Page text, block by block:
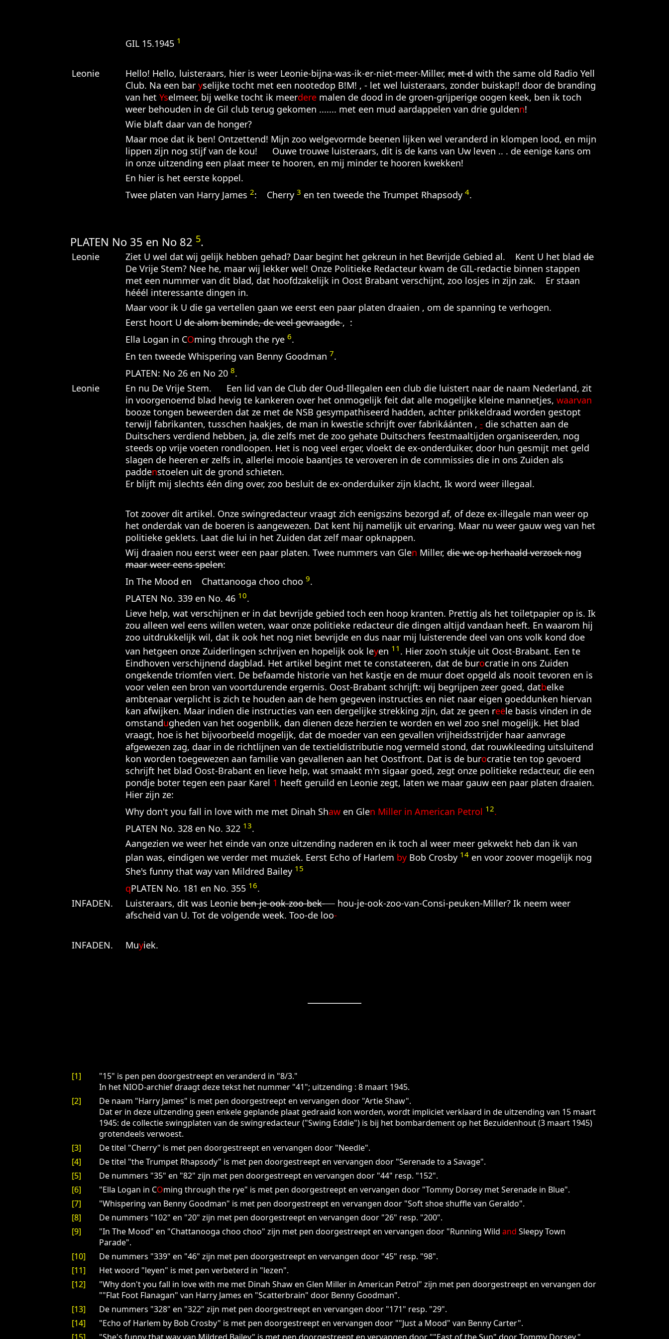
GIL 15.1945 1
Leonie Hello! Hello, luisteraars, hier is weer Leonie-bijna-was-ik-er-niet-meer-Miller,met dwith the same old Radio Yell
Club. Na een bar yselijke tocht met een nootedop B!M! , - let wel luisteraars, zonder buiskap!! door de branding
van het Yselmeer, bij welke tocht ik meerderemalen de dood in de groen-grijperige oogen keek, ben ik toch
weer behouden in de Gil club terug gekomen ....... met een mud aardappelen van drie guldenn!
Wie blaft daar van de honger?
Maar moe dat ik ben! Ontzettend! Mijn zoo welgevormde beenen lijken wel veranderd in klompen lood, en mijn
lippen zijn nog stijf van de kou! Ouwe trouwe luisteraars, dit is de kans van Uw leven .. . de eenige kans om
in onze uitzending een plaat meer te hooren, en mij minder te hooren kwekken!
En hier is het eerste koppel.
Twee platen van Harry James 2: Cherry 3 en ten tweede the Trumpet Rhapsody 4.
PLATEN No 35 en No 82 5.
Leonie Ziet U wel dat wij gelijk hebben gehad? Daar begint het gekreun in het Bevrijde Gebied al. Kent U het bladde
De Vrije Stem? Nee he, maar wij lekker wel! Onze Politieke Redacteur kwam de GIL-redactie binnen stappen
met een nummer van dit blad, dat hoofdzakelijk in Oost Brabant verschijnt, zoo losjes in zijn zak. Er staan
hééél interessante dingen in.
Maar voor ik U die ga vertellen gaan we eerst een paar platen draaien , om de spanning te verhogen.
Eerst hoort Ude alom beminde, de veel gevraagde, :
Ella Logan in COming through the rye 6.
En ten tweede Whispering van Benny Goodman 7.
PLATEN: No 26 en No 20 8.
Leonie
En nu De Vrije Stem. Een lid van de Club der Oud-Illegalen een club die luistert naar de naam Nederland, zit
in voorgenoemd blad hevig te kankeren over het onmogelijk feit dat alle mogelijke kleine mannetjes, waarvan
booze tongen beweerden dat ze met de NSB gesympathiseerd hadden, achter prikkeldraad worden gestopt
terwijl fabrikanten, tusschen haakjes, de man in kwestie schrijft over fabrikáánten , - die schatten aan de
Duitschers verdiend hebben, ja, die zelfs met de zoo gehate Duitschers feestmaaltijden organiseerden, nog
steeds op vrije voeten rondloopen. Het is nog veel erger, vloekt de ex-onderduiker, door hun gesmijt met geld
slagen de heeren er zelfs in, allerlei mooie baantjes te veroveren in de commissies die in ons Zuiden als
paddenstoelen uit de grond schieten.
Er blijft mij slechts één ding over, zoo besluit de ex-onderduiker zijn klacht, Ik word weer illegaal.
Tot zoover dit artikel. Onze swingredacteur vraagt zich eenigszins bezorgd af, of deze ex-illegale man weer op
het onderdak van de boeren is aangewezen. Dat kent hij namelijk uit ervaring. Maar nu weer gauw weg van het
politieke geklets. Laat die lui in het Zuiden dat zelf maar opknappen.
Wij draaien nou eerst weer een paar platen. Twee nummers van Glen Miller,die we op herhaald verzoek nog
maar weer eens spelen:
In The Mood en Chattanooga choo choo 9.
PLATEN No. 339 en No. 46 10.
Lieve help, wat verschijnen er in dat bevrijde gebied toch een hoop kranten. Prettig als het toiletpapier op is. Ik
zou alleen wel eens willen weten, waar onze politieke redacteur die dingen altijd vandaan heeft. En waarom hij
zoo uitdrukkelijk wil, dat ik ook het nog niet bevrijde en dus naar mij luisterende deel van ons volk kond doe
van hetgeen onze Zuiderlingen schrijven en hopelijk ook leyen 11 . Hier zoo'n stukje uit Oost-Brabant. Een te
Eindhoven verschijnend dagblad. Het artikel begint met te constateeren, dat de burocratie in ons Zuiden
ongekende triomfen viert. De befaamde historie van het kastje en de muur doet opgeld als nooit tevoren en is
voor velen een bron van voortdurende ergernis. Oost-Brabant schrijft: wij begrijpen zeer goed, datbelke
ambtenaar verplicht is zich te houden aan de hem gegeven instructies en niet naar eigen goeddunken hiervan
kan afwijken. Maar indien die instructies van een dergelijke strekking zijn, dat ze geen reële basis vinden in de
omstandugheden van het oogenblik, dan dienen deze herzien te worden en wel zoo snel mogelijk. Het blad
vraagt, hoe is het bijvoorbeeld mogelijk, dat de moeder van een gevallen vrijheidsstrijder haar aanvrage
afgewezen zag, daar in de richtlijnen van de textieldistributie nog vermeld stond, dat rouwkleeding uitsluitend
kon worden toegewezen aan familie van gevallenen aan het Oostfront. Dat is de burocratie ten top gevoerd
schrijft het blad Oost-Brabant en lieve help, wat smaakt m'n sigaar goed, zegt onze politieke redacteur, die een
pondje boter tegen een paar Karel 1 heeft geruild en Leonie zegt, laten we maar gauw een paar platen draaien.
Hier zijn ze:
Why don't you fall in love with me met Dinah Shawen Glen Miller in American Petrol 12.
PLATEN No. 328 en No. 322 13.
Aangezien we weer het einde van onze uitzending naderen en ik toch al weer meer gekwekt heb dan ik van
plan was, eindigen we verder met muziek. Eerst Echo of Harlem byBob Crosby 14en voor zoover mogelijk nog
She's funny that way van Mildred Bailey 15
qPLATEN No. 181 en No. 355 16.
INFADEN.
Luisteraars, dit was Leonieben-je-ook-zoo-bek-hou-je-ook-zoo-van-Consi-peuken-Miller? Ik neem weer
afscheid van U. Tot de volgende week. Too-de loo-
INFADEN. Muyiek.
[1]
"15" is pen pen doorgestreept en veranderd in "8/3."
In het NIOD-archief draagt deze tekst het nummer "41"; uitzending : 8 maart 1945.
[2]
De naam "Harry James" is met pen doorgestreept en vervangen door "Artie Shaw".
Dat er in deze uitzending geen enkele geplande plaat gedraaid kon worden, wordt impliciet verklaard in de uitzending van 15 maart
1945: de collectie swingplaten van de swingredacteur ("Swing Eddie") is bij het bombardement op het Bezuidenhout (3 maart 1945)
grotendeels verwoest.
[3]
De titel "Cherry" is met pen doorgestreept en vervangen door "Needle".
[4]
De titel "the Trumpet Rhapsody" is met pen doorgestreept en vervangen door "Serenade to a Savage".
[5]
De nummers "35" en "82" zijn met pen doorgestreept en vervangen door "44" resp. "152".
[6]
"Ella Logan in COming through the rye" is met pen doorgestreept en vervangen door "Tommy Dorsey met Serenade in Blue".
[7]
"Whispering van Benny Goodman" is met pen doorgestreept en vervangen door "Soft shoe shuffle van Geraldo".
[8]
De nummers "102" en "20" zijn met pen doorgestreept en vervangen door "26" resp. "200".
[9]
"In The Mood" en "Chattanooga choo choo" zijn met pen doorgestreept en vervangen door "Running Wild and Sleepy Town
Parade".
[10]
De nummers "339" en "46" zijn met pen doorgestreept en vervangen door "45" resp. "98".
[11]
Het woord "leyen" is met pen verbeterd in "lezen".
[12]
"Why don't you fall in love with me met Dinah Shaw en Glen Miller in American Petrol" zijn met pen doorgestreept en vervangen dor
""Flat Foot Flanagan" van Harry James en "Scatterbrain" door Benny Goodman".
[13]
De nummers "328" en "322" zijn met pen doorgestreept en vervangen door "171" resp. "29".
[14]
"Echo of Harlem by Bob Crosby" is met pen doorgestreept en vervangen door ""Just a Mood" van Benny Carter".